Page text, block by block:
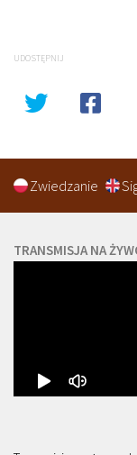
UDOSTĘPNIJ
Zwiedzanie
TRANSMISJA NA